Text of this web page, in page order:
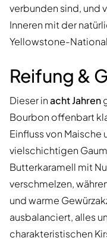
verbunden sind, und
Inneren mit der
Yellowstone-
Reifung &
Dieser inacht Jahren
Bourbon offenbart
Einfluss von Maische
vielschichtigen
Butterkaramell mit
verschmelzen,
und warme
ausbalanciert, alles
charakteristischen